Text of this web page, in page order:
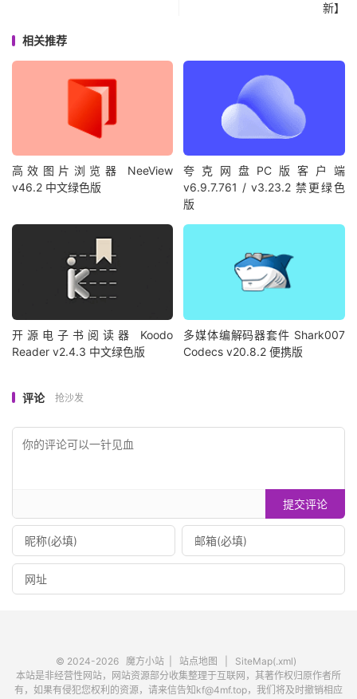
新】
相关推荐
高效图片浏览器 NeeView
v46.2 中文绿色版
夸克网盘PC版客户端
v6.9.7.761 / v3.23.2 禁更绿色
版
开源电子书阅读器 Koodo
Reader v2.4.3 中文绿色版
多媒体编解码器套件 Shark007
Codecs v20.8.2 便携版
评论 抢沙发
提交评论
© 2024-2026 魔方小站 站点地图
SiteMap(.xml)
本站是非经营性网站，网站资源部分收集整理于互联网，其著作权归原作者所
有，如果有侵犯您权利的资源，请来信告知kf@4mf.top，我们将及时撤销相应